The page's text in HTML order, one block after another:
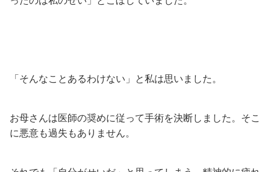
「そんなことあるわけない」と私は思いました。
お母さんは医師の奨めに従って手術を決断しました。そこ
に悪意も過失もありません。